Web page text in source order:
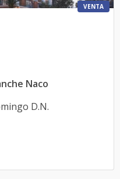
VENTA
Naco
D.N.